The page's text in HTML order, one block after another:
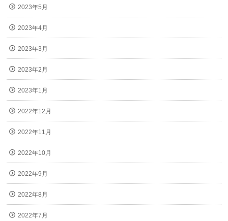
2023年5月
2023年4月
2023年3月
2023年2月
2023年1月
2022年12月
2022年11月
2022年10月
2022年9月
2022年8月
2022年7月